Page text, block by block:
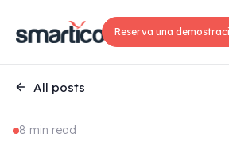
Reserva una
All posts
8 min read